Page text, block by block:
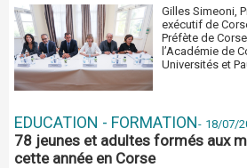
Gilles Simeoni,
exécutif de
Préfète de
l’Académie de
Universités et
EDUCATION - FORMATION- 18/07/
78 jeunes et adultes formés aux
cette année en Corse